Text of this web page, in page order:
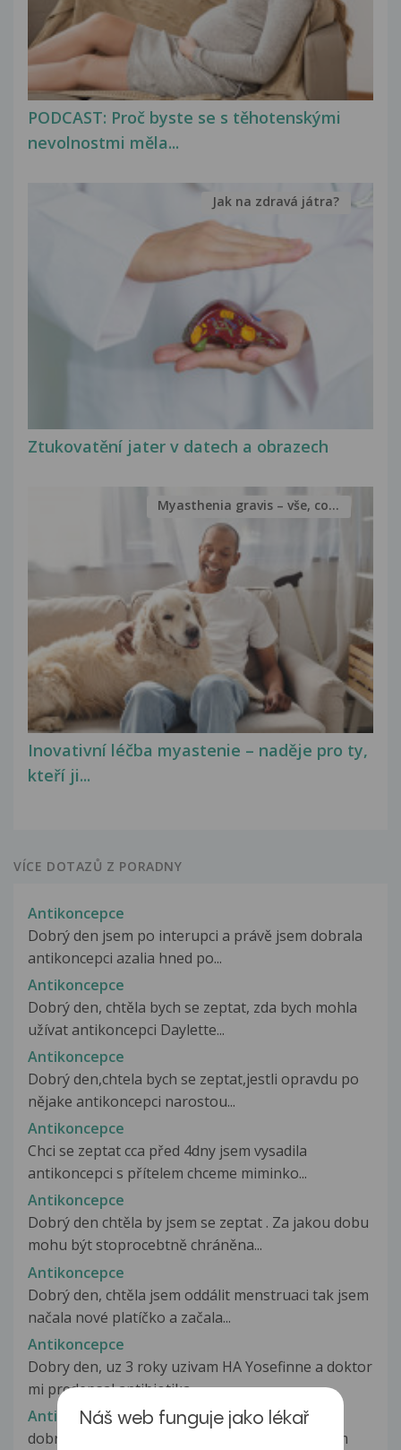
PODCAST: Proč byste se s těhotenskými
nevolnostmi měla...
Ztukovatění jater v datech a obrazech
Jak na zdravá játra?
Inovativní léčba myastenie – naděje pro ty,
kteří ji...
Myasthenia gravis – vše, co...
VÍCE DOTAZŮ Z PORADNY
Antikoncepce
Dobrý den jsem po interupci a právě jsem dobrala
antikoncepci azalia hned po...
Antikoncepce
Dobrý den, chtěla bych se zeptat, zda bych mohla
užívat antikoncepci Daylette...
Antikoncepce
Dobrý den,chtela bych se zeptat,jestli opravdu po
nějake antikoncepci narostou...
Antikoncepce
Chci se zeptat cca před 4dny jsem vysadila
antikoncepci s přítelem chceme miminko...
Antikoncepce
Dobrý den chtěla by jsem se zeptat . Za jakou dobu
mohu být stoprocebtně chráněna...
Antikoncepce
Dobrý den, chtěla jsem oddálit menstruaci tak jsem
načala nové platíčko a začala...
Antikoncepce
Dobry den, uz 3 roky uzivam HA Yosefinne a doktor
mi predepsal antibiotika...
Antikoncepce
dobrý den.... mám složitější problém... v září jsem
Náš web funguje jako lékař